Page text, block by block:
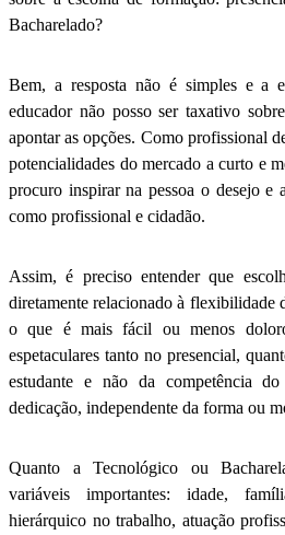
Bacharelado?
Bem, a resposta não é simples e a
educador não posso ser taxativo
apontar as opções. Como profissional
potencialidades do mercado a curto e
procuro inspirar na pessoa o desejo e
como profissional e cidadão.
Assim, é preciso entender que
diretamente relacionado à flexibilidade
o que é mais fácil ou menos
espetaculares tanto no presencial,
estudante e não da competência
dedicação, independente da forma ou
Quanto a Tecnológico ou
variáveis importantes: idade,
hierárquico no trabalho, atuação